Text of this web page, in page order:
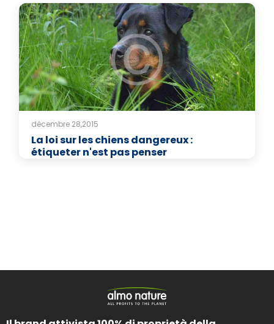
décembre 28,2015
La loi sur les chiens dangereux :
étiqueter n'est pas penser